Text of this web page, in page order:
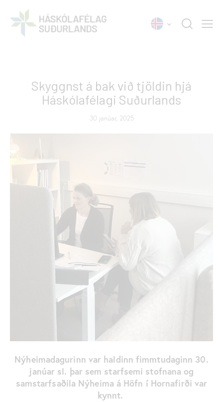
Skyggnst á bak við tjöldin hjá
Háskólafélagi Suðurlands
30 janúar, 2025
Nýheimadagurinn var haldinn fimmtudaginn 30.
janúar sl. þar sem starfsemi stofnana og
samstarfsaðila Nýheima á Höfn í Hornafirði var
kynnt.